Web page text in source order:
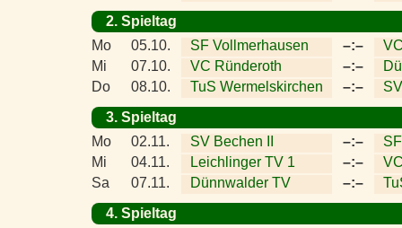
2. Spieltag
Mo
05.10. SF Vollmerhausen –:–
Mi
07.10. VC Ründeroth –:–
Do
08.10. TuS Wermelskirchen –:–
3. Spieltag
Mo
02.11. SV Bechen II –:–
Mi
04.11. Leichlinger TV 1 –:–
Sa
07.11. Dünnwalder TV –:–
4. Spieltag